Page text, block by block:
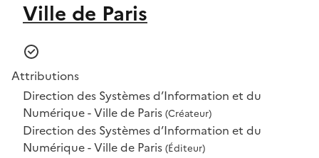
Ville de Paris
Attributions
Direction des Systèmes d’Information et du
Numérique - Ville de Paris (Créateur)
Direction des Systèmes d’Information et du
Numérique - Ville de Paris (Éditeur)